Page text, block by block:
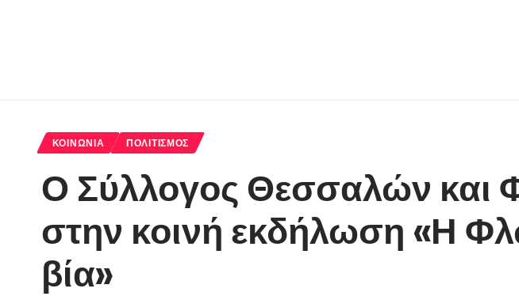
ΚΟΙΝΩΝΊΑ ΠΟΛΙΤΙΣΜΌΣ
Ο Σύλλογος Θεσσαλών και
στην κοινή εκδήλωση «Η
βία»